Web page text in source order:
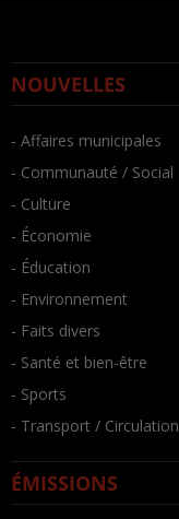
NOUVELLES
- Affaires municipales
- Communauté / Social
- Culture
- Économie
- Éducation
- Environnement
- Faits divers
- Santé et bien-être
- Sports
- Transport / Circulation
ÉMISSIONS